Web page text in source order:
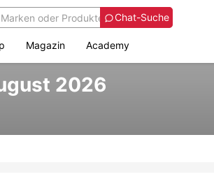
Chat-Suche
Magazin Academy
2026